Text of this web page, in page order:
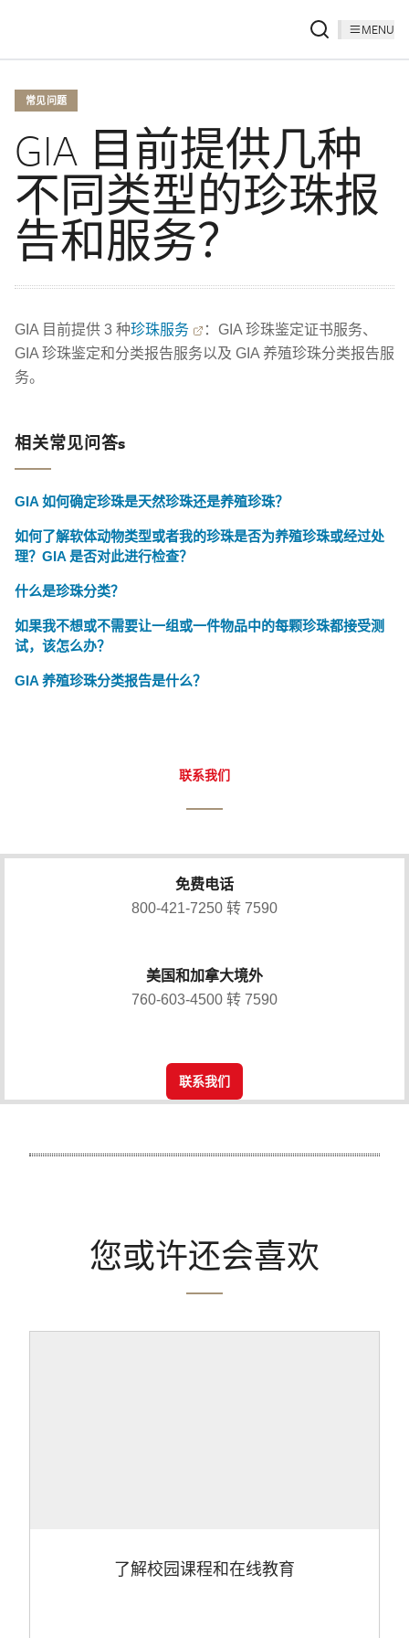
MENU
常见问题
GIA 目前提供几种
不同类型的珍珠报
告和服务？
GIA 目前提供 3 种珍珠服务
：GIA 珍珠鉴定证书服务、
GIA 珍珠鉴定和分类报告服务以及 GIA 养殖珍珠分类报告服
务。
相关常见问答s
GIA 如何确定珍珠是天然珍珠还是养殖珍珠？
如何了解软体动物类型或者我的珍珠是否为养殖珍珠或经过处
理？GIA 是否对此进行检查？
什么是珍珠分类？
如果我不想或不需要让一组或一件物品中的每颗珍珠都接受测
试，该怎么办？
GIA 养殖珍珠分类报告是什么？
联系我们
免费电话
800-421-7250 转 7590
美国和加拿大境外
760-603-4500 转 7590
联系我们
您或许还会喜欢
了解校园课程和在线教育